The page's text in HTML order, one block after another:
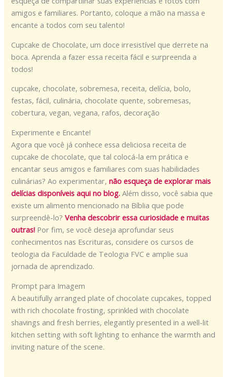
amigos e familiares. Portanto, coloque a mão na massa e
encante a todos com seu talento!
Cupcake de Chocolate, um doce irresistível que derrete na
boca. Aprenda a fazer essa receita fácil e surpreenda a
todos!
cupcake, chocolate, sobremesa, receita, delícia, bolo,
festas, fácil, culinária, chocolate quente, sobremesas,
cobertura, vegan, vegana, rafos, decoração
Experimente e Encante!
Agora que você já conhece essa deliciosa receita de
cupcake de chocolate, que tal colocá-la em prática e
encantar seus amigos e familiares com suas habilidades
culinárias? Ao experimentar,não esqueça de explorar mais
delícias disponíveis aqui no blog. Além disso, você sabia que
existe um alimento mencionado na Bíblia que pode
surpreendê-lo?Venha descobrir essa curiosidade e muitas
outras! Por fim, se você deseja aprofundar seus
conhecimentos nas Escrituras, considere os cursos de
teologia da Faculdade de Teologia FVC e amplie sua
jornada de aprendizado.
Prompt para Imagem
A beautifully arranged plate of chocolate cupcakes, topped
with rich chocolate frosting, sprinkled with chocolate
shavings and fresh berries, elegantly presented in a well-lit
kitchen setting with soft lighting to enhance the warmth and
inviting nature of the scene.